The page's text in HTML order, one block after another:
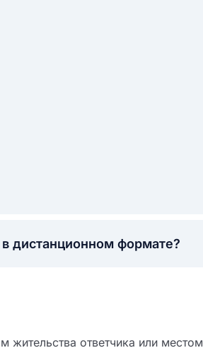
дистанционном формате?
жительства ответчика или местом